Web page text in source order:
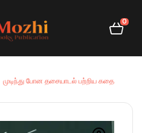
0
முடிந்து போன தசையாடல் பற்றிய கதை